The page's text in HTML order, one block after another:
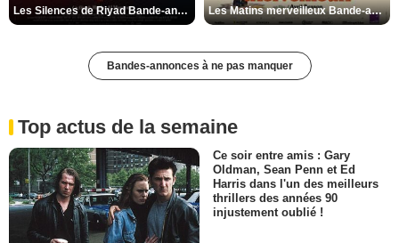
Les Silences de Riyad Bande-annonce VO STFR Les Matins merveilleux Bande-annonce VF
Bandes-annonces à ne pas manquer
Top actus de la semaine
Ce soir entre amis : Gary
Oldman, Sean Penn et Ed
Harris dans l'un des meilleurs
thrillers des années 90
injustement oublié !